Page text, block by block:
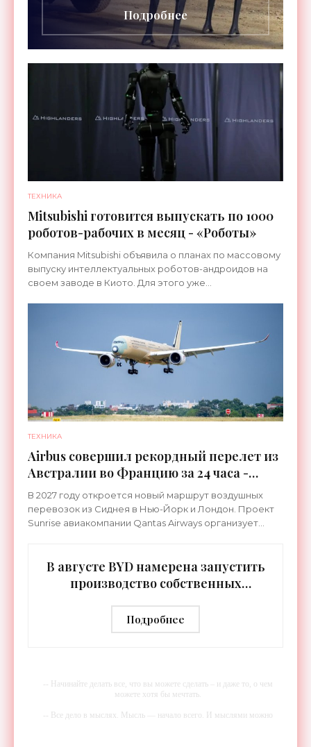
Подробнее
ТЕХНИКА
Mitsubishi готовится выпускать по 1000
роботов-рабочих в месяц - «Роботы»
Компания Mitsubishi объявила о планах по массовому
выпуску интеллектуальных роботов-андроидов на
своем заводе в Киото. Для этого уже
ТЕХНИКА
Airbus совершил рекордный перелет из
Австралии во Францию за 24 часа -
«Техника»
В 2027 году откроется новый маршрут воздушных
перевозок из Сиднея в Нью-Йорк и Лондон. Проект
Sunrise авиакомпании Qantas Airways организует
В августе BYD намерена запустить
производство собственных
«Роботы»
Подробнее
-- Начинайте делать все, что вы можете сделать – и даже то, о чем
можете хотя бы мечтать.
-- Все дело в мыслях. Мысль — начало всего. И мыслями можно